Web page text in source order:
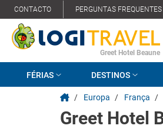
CONTACTO PERGUNTAS FREQUENTES
Greet Hotel Beaune
FÉRIAS DESTINOS
/ Europa / França /
Greet Hotel